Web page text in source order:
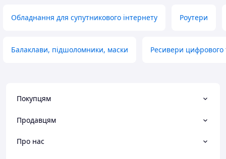
Обладнання для супутникового інтернету Роутери
Балаклави, підшоломники, маски Ресивери цифрового
Покупцям
Продавцям
Про нас